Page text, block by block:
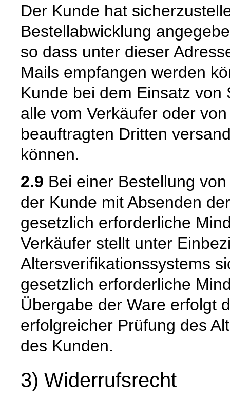
Der Kunde hat
Bestellabwicklung
so dass unter dieser
Mails empfangen werden
Kunde bei dem Einsatz
alle vom Verkäufer oder
beauftragten Dritten
können.
2.9 Bei einer Bestellung
der Kunde mit Absenden
gesetzlich erforderliche
Verkäufer stellt unter
Altersverifikationssystems
gesetzlich erforderliche
Übergabe der Ware erfolgt
erfolgreicher Prüfung des
des Kunden.
3) Widerrufsrecht